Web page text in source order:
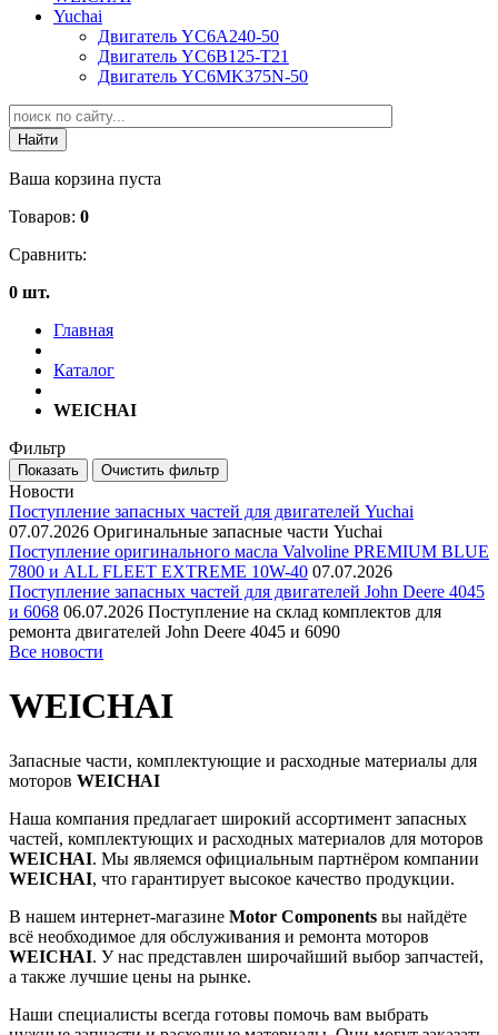
Yuchai
Двигатель YC6A240-50
Двигатель YC6B125-T21
Двигатель YC6MK375N-50
Ваша корзина пуста
Товаров: 0
Сравнить:
0 шт.
Главная
Каталог
WEICHAI
Фильтр
Новости
Поступление запасных частей для двигателей Yuchai
07.07.2026 Оригинальные запасные части Yuchai
Поступление оригинального масла Valvoline PREMIUM BLUE
7800 и ALL FLEET EXTREME 10W-40 07.07.2026
Поступление запасных частей для двигателей John Deere 4045
и 6068 06.07.2026 Поступление на склад комплектов для
ремонта двигателей John Deere 4045 и 6090
Все новости
WEICHAI
Запасные части, комплектующие и расходные материалы для
моторов WEICHAI
Наша компания предлагает широкий ассортимент запасных
частей, комплектующих и расходных материалов для моторов
WEICHAI. Мы являемся официальным партнёром компании
WEICHAI, что гарантирует высокое качество продукции.
В нашем интернет-магазине Motor Components вы найдёте
всё необходимое для обслуживания и ремонта моторов
WEICHAI. У нас представлен широчайший выбор запчастей,
а также лучшие цены на рынке.
Наши специалисты всегда готовы помочь вам выбрать